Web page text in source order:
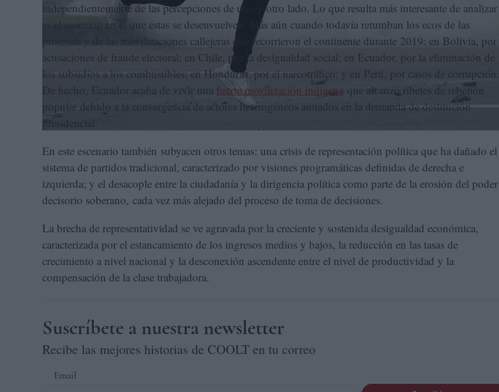
independientemente de las percepciones de uno y otro lado. Lo que resulta más interesante de analizar
es el contexto en el que estas se desenvuelven. Más aún cuando todavía retumban los ecos de las
protestas y de las movilizaciones callejeras que recorrieron el continente durante 2019: en Bolivia, por
acusaciones de fraude electoral; en Chile, por la desigualdad social; en Ecuador, por la eliminación de
los subsidios a los combustibles; en Honduras, por el narcotráfico; y en Perú, por casos de corrupción.
De hecho, Ecuador acaba de vivir una fuerte movilización indígena que alcanzó ribetes de rebelión
popular debido a la convergencia de actores heterogéneos aunados en la demanda de destitución
presidencial.
En este escenario también subyacen otros temas: una crisis de representación política que ha dañado el
sistema de partidos tradicional, caracterizado por visiones programáticas definidas de derecha e
izquierda; y el desacople entre la ciudadanía y la dirigencia política como parte de la erosión del poder
decisorio soberano, cada vez más alejado del proceso de toma de decisiones.
La brecha de representatividad se ve agravada por la creciente y sostenida desigualdad económica,
caracterizada por el estancamiento de los ingresos medios y bajos, la reducción en las tasas de
crecimiento a nivel nacional y la desconexión ascendente entre el nivel de productividad y la
compensación de la clase trabajadora.
Suscríbete a nuestra newsletter
Recibe las mejores historias de COOLT en tu correo
Email